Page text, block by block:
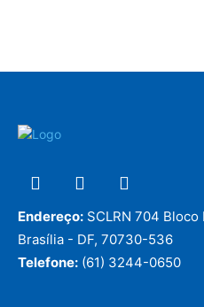
Endereço: SCLRN 704
Brasília - DF, 70730-536
Telefone: (61) 3244-0650